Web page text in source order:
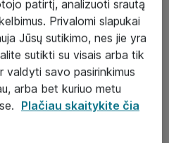
patirtį, analizuoti srautą
Privalomi slapukai
Jūsų sutikimo, nes jie yra
sutikti su visais arba tik
valdyti savo pasirinkimus
arba bet kuriuo metu
Plačiau skaitykite čia